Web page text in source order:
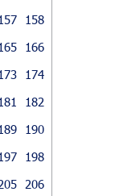
158
166
174
182
190
198
206